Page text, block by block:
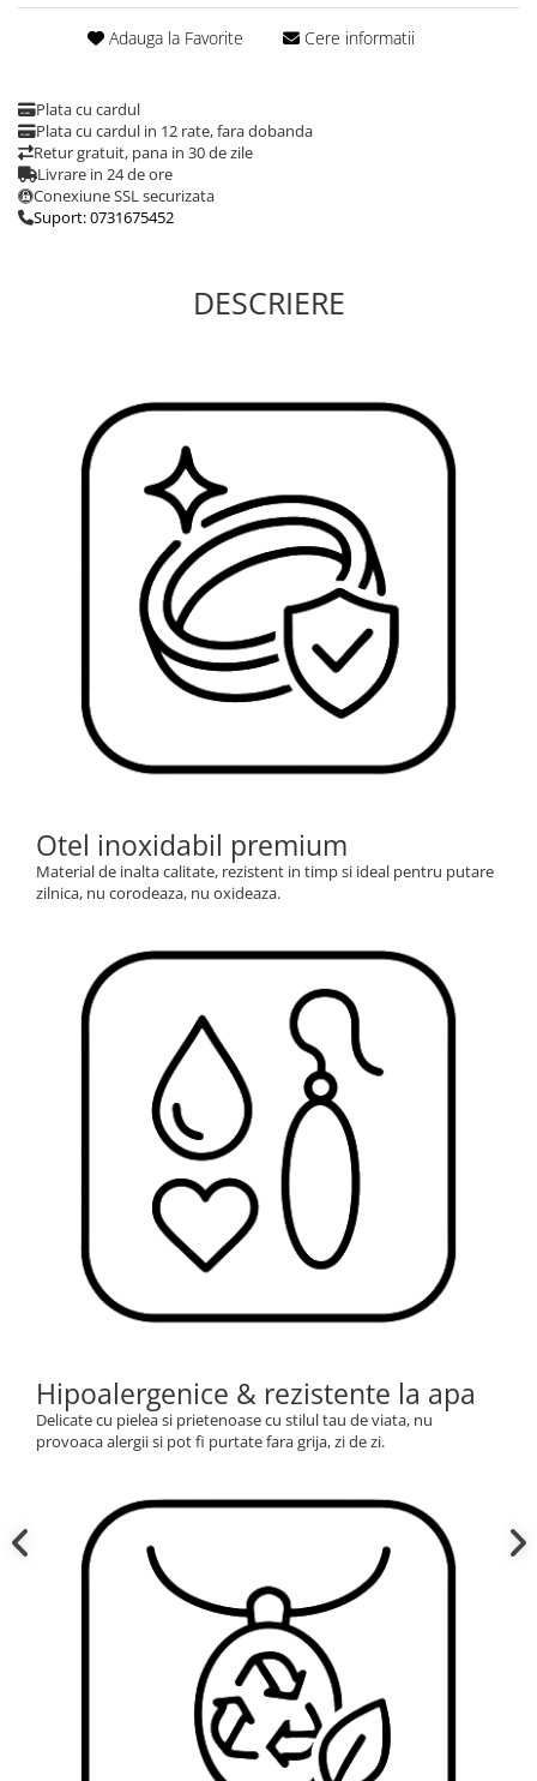
Adauga la Favorite Cere informatii
Plata cu cardul
Plata cu cardul in 12 rate, fara dobanda
Retur gratuit, pana in 30 de zile
Livrare in 24 de ore
Conexiune SSL securizata
Suport: 0731675452
DESCRIERE
Otel inoxidabil premium
Material de inalta calitate, rezistent in timp si ideal pentru putare
zilnica, nu corodeaza, nu oxideaza.
Hipoalergenice & rezistente la apa
Delicate cu pielea si prietenoase cu stilul tau de viata, nu
provoaca alergii si pot fi purtate fara grija, zi de zi.